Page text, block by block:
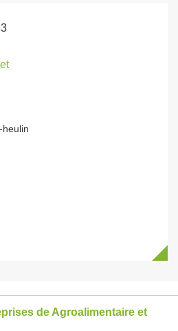
de Agroalimentaire et